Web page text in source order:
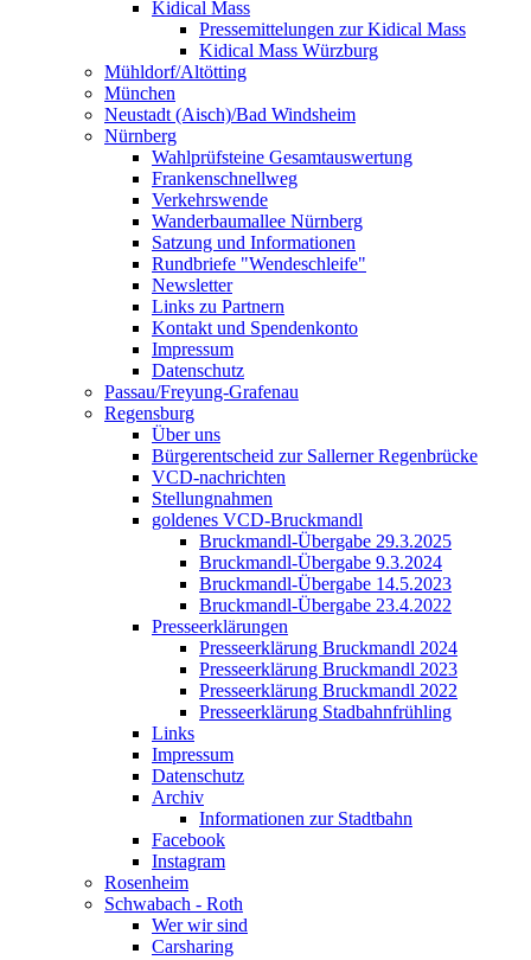
Kidical Mass
Pressemittelungen zur Kidical Mass
Kidical Mass Würzburg
Mühldorf/Altötting
München
Neustadt (Aisch)/Bad Windsheim
Nürnberg
Wahlprüfsteine Gesamtauswertung
Frankenschnellweg
Verkehrswende
Wanderbaumallee Nürnberg
Satzung und Informationen
Rundbriefe "Wendeschleife"
Newsletter
Links zu Partnern
Kontakt und Spendenkonto
Impressum
Datenschutz
Passau/Freyung-Grafenau
Regensburg
Über uns
Bürgerentscheid zur Sallerner Regenbrücke
VCD-nachrichten
Stellungnahmen
goldenes VCD-Bruckmandl
Bruckmandl-Übergabe 29.3.2025
Bruckmandl-Übergabe 9.3.2024
Bruckmandl-Übergabe 14.5.2023
Bruckmandl-Übergabe 23.4.2022
Presseerklärungen
Presseerklärung Bruckmandl 2024
Presseerklärung Bruckmandl 2023
Presseerklärung Bruckmandl 2022
Presseerklärung Stadbahnfrühling
Links
Impressum
Datenschutz
Archiv
Informationen zur Stadtbahn
Facebook
Instagram
Rosenheim
Schwabach - Roth
Wer wir sind
Carsharing